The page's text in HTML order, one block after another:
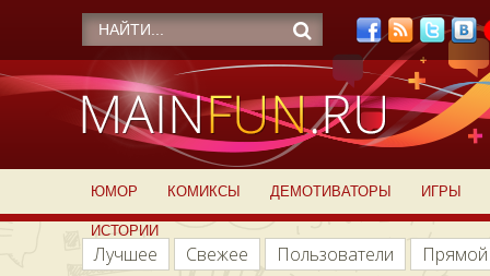
ЮМОР КОМИКСЫ ДЕМОТИВАТОРЫ ИГРЫ
ИСТОРИИ
Лучшее Свежее Пользователи